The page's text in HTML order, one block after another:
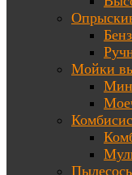
Мойки